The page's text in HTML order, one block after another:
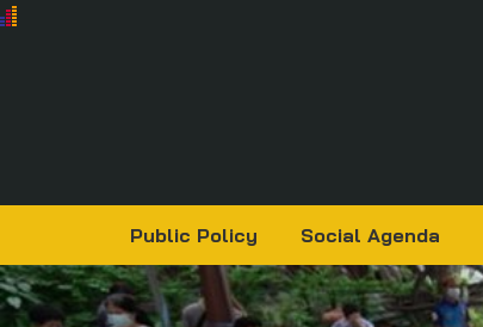
Public Policy Social Agenda